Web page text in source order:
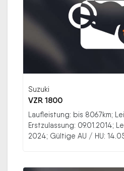
Suzuki
VZR 1800
Laufleistung: bis 8067km;
Erstzulassung: 09.01.2014;
2024; Gültige AU / HU: